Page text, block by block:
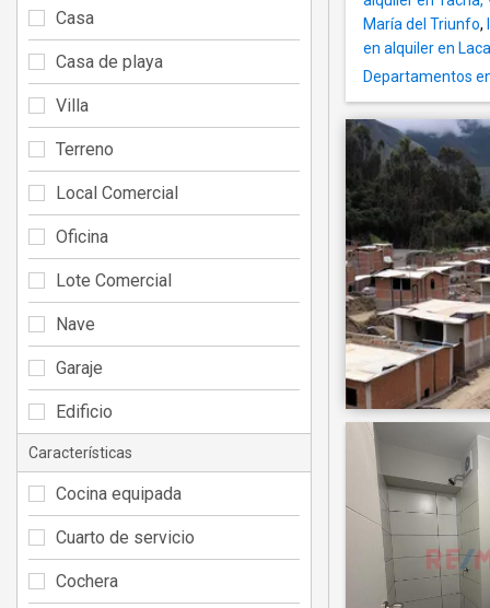
María del Triunfo,
en alquiler en
Departamentos
Casa
Casa de playa
Villa
Terreno
Local Comercial
Oficina
Lote Comercial
Nave
Garaje
Edificio
Características
Cocina equipada
Cuarto de servicio
Cochera